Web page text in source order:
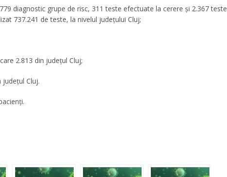
diagnostic grupe de risc, 311 teste efectuate la cerere și 2.367 teste
737.241 de teste, la nivelul județului Cluj;
2.813 din județul Cluj;
Cluj.